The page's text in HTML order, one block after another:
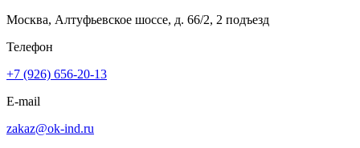
Москва, Алтуфьевское шоссе, д. 66/2, 2 подъезд
Телефон
+7 (926) 656-20-13
E-mail
zakaz@ok-ind.ru